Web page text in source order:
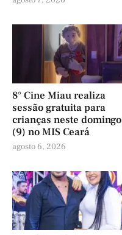
8° Cine Miau realiza
sessão gratuita para
crianças neste domingo
(9) no MIS Ceará
agosto 6, 2026